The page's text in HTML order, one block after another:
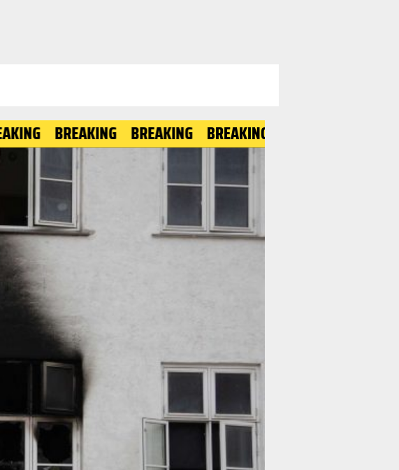
BREAKING BREAKING BREAKING BREAKING